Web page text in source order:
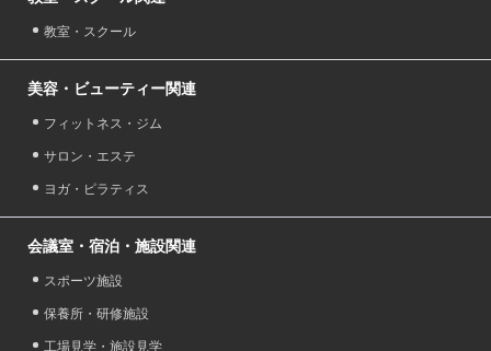
教室・スクール
美容・ビューティー関連
フィットネス・ジム
サロン・エステ
ヨガ・ピラティス
会議室・宿泊・施設関連
スポーツ施設
保養所・研修施設
工場見学・施設見学